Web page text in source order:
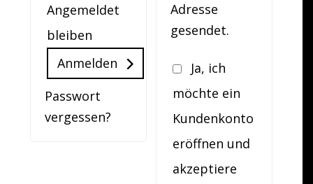
Angemeldet
bleiben
Anmelden
Passwort
vergessen?
Adresse
gesendet.
Ja, ich
möchte ein
Kundenkonto
eröffnen und
akzeptiere